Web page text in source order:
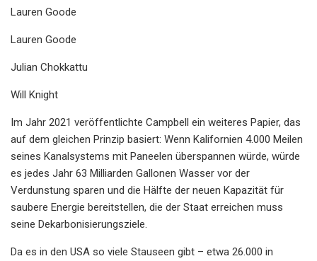
Lauren Goode
Lauren Goode
Julian Chokkattu
Will Knight
Im Jahr 2021 veröffentlichte Campbell ein weiteres Papier, das
auf dem gleichen Prinzip basiert: Wenn Kalifornien 4.000 Meilen
seines Kanalsystems mit Paneelen überspannen würde, würde
es jedes Jahr 63 Milliarden Gallonen Wasser vor der
Verdunstung sparen und die Hälfte der neuen Kapazität für
saubere Energie bereitstellen, die der Staat erreichen muss
seine Dekarbonisierungsziele.
Da es in den USA so viele Stauseen gibt – etwa 26.000 in